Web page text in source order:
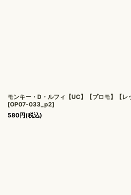
モンキー・D・ルフィ【UC】【プロモ】【レ
[OP07-033_p2]
580円(税込)